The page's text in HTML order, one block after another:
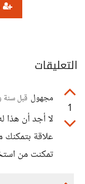
التعليقات
1
مجهول قبل سنة
لا أجد أن هذا
علاقة بتمكنك
تمكنت من